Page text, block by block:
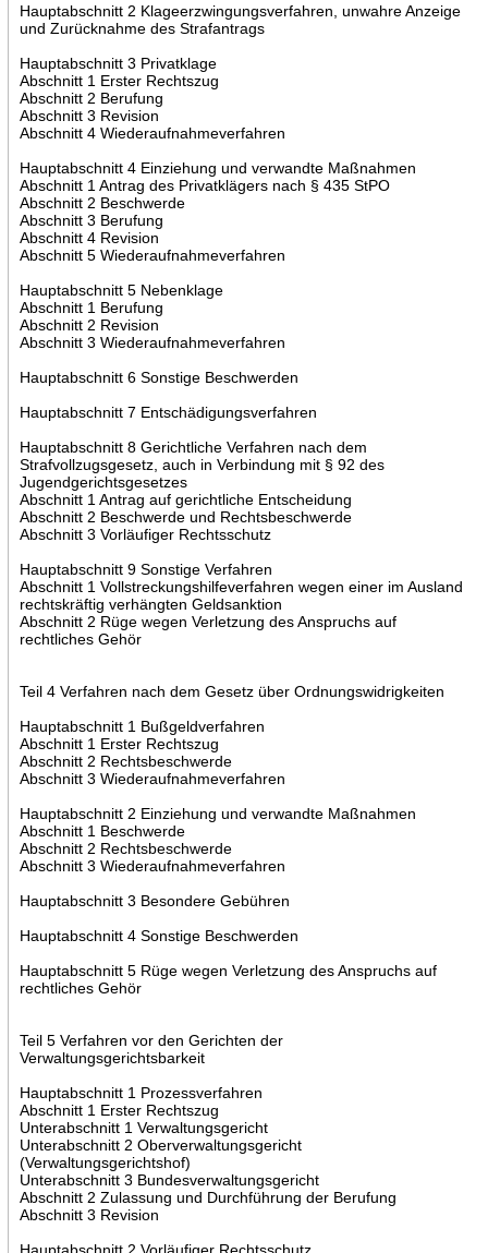
Hauptabschnitt 2 Klageerzwingungsverfahren, unwahre Anzeige
und Zurücknahme des Strafantrags
Hauptabschnitt 3 Privatklage
Abschnitt 1 Erster Rechtszug
Abschnitt 2 Berufung
Abschnitt 3 Revision
Abschnitt 4 Wiederaufnahmeverfahren
Hauptabschnitt 4 Einziehung und verwandte Maßnahmen
Abschnitt 1 Antrag des Privatklägers nach § 435 StPO
Abschnitt 2 Beschwerde
Abschnitt 3 Berufung
Abschnitt 4 Revision
Abschnitt 5 Wiederaufnahmeverfahren
Hauptabschnitt 5 Nebenklage
Abschnitt 1 Berufung
Abschnitt 2 Revision
Abschnitt 3 Wiederaufnahmeverfahren
Hauptabschnitt 6 Sonstige Beschwerden
Hauptabschnitt 7 Entschädigungsverfahren
Hauptabschnitt 8 Gerichtliche Verfahren nach dem
Strafvollzugsgesetz, auch in Verbindung mit § 92 des
Jugendgerichtsgesetzes
Abschnitt 1 Antrag auf gerichtliche Entscheidung
Abschnitt 2 Beschwerde und Rechtsbeschwerde
Abschnitt 3 Vorläufiger Rechtsschutz
Hauptabschnitt 9 Sonstige Verfahren
Abschnitt 1 Vollstreckungshilfeverfahren wegen einer im Ausland
rechtskräftig verhängten Geldsanktion
Abschnitt 2 Rüge wegen Verletzung des Anspruchs auf
rechtliches Gehör
Teil 4 Verfahren nach dem Gesetz über Ordnungswidrigkeiten
Hauptabschnitt 1 Bußgeldverfahren
Abschnitt 1 Erster Rechtszug
Abschnitt 2 Rechtsbeschwerde
Abschnitt 3 Wiederaufnahmeverfahren
Hauptabschnitt 2 Einziehung und verwandte Maßnahmen
Abschnitt 1 Beschwerde
Abschnitt 2 Rechtsbeschwerde
Abschnitt 3 Wiederaufnahmeverfahren
Hauptabschnitt 3 Besondere Gebühren
Hauptabschnitt 4 Sonstige Beschwerden
Hauptabschnitt 5 Rüge wegen Verletzung des Anspruchs auf
rechtliches Gehör
Teil 5 Verfahren vor den Gerichten der
Verwaltungsgerichtsbarkeit
Hauptabschnitt 1 Prozessverfahren
Abschnitt 1 Erster Rechtszug
Unterabschnitt 1 Verwaltungsgericht
Unterabschnitt 2 Oberverwaltungsgericht
(Verwaltungsgerichtshof)
Unterabschnitt 3 Bundesverwaltungsgericht
Abschnitt 2 Zulassung und Durchführung der Berufung
Abschnitt 3 Revision
Hauptabschnitt 2 Vorläufiger Rechtsschutz